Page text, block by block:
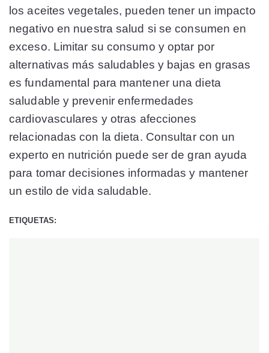
los aceites vegetales, pueden tener un impacto
negativo en nuestra salud si se consumen en
exceso. Limitar su consumo y optar por
alternativas más saludables y bajas en grasas
es fundamental para mantener una dieta
saludable y prevenir enfermedades
cardiovasculares y otras afecciones
relacionadas con la dieta. Consultar con un
experto en nutrición puede ser de gran ayuda
para tomar decisiones informadas y mantener
un estilo de vida saludable.
ETIQUETAS: